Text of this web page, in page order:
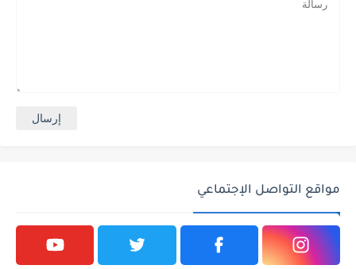
مواقع التواصل الإجتماعي